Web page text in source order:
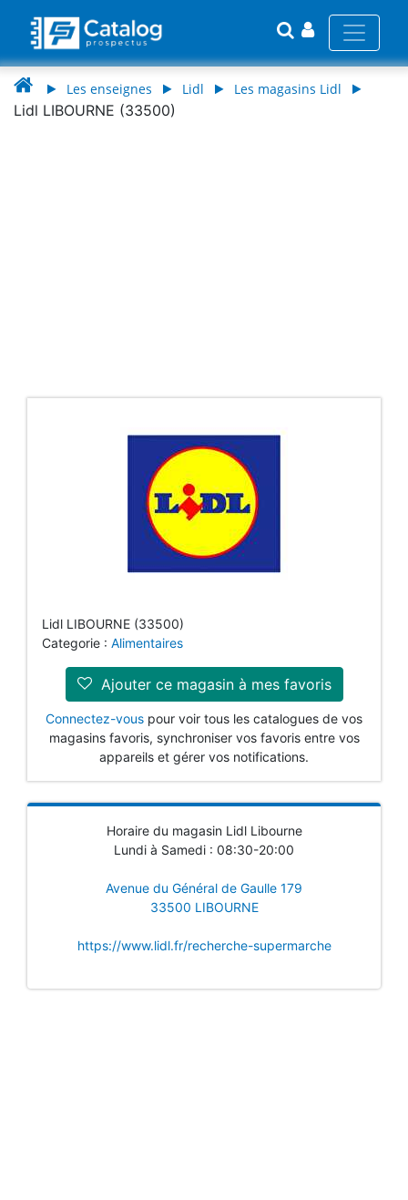
Les enseignes Lidl Les magasins Lidl
Lidl LIBOURNE (33500)
Lidl LIBOURNE (33500)
Categorie : Alimentaires
Ajouter ce magasin à mes favoris
Connectez-vous pour voir tous les catalogues de vos
magasins favoris, synchroniser vos favoris entre vos
appareils et gérer vos notifications.
Horaire du magasin Lidl Libourne
Lundi à Samedi : 08:30-20:00
Avenue du Général de Gaulle 179
33500 LIBOURNE
https://www.lidl.fr/recherche-supermarche